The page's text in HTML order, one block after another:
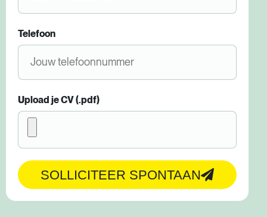
Telefoon
Upload je CV (.pdf)
SOLLICITEER SPONTAAN